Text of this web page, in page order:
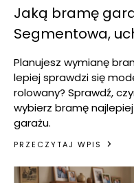
Jaką bramę
Segmentowa,
Planujesz wymianę
lepiej sprawdzi się
rolowany? Sprawdź,
wybierz bramę
garażu.
PRZECZYTAJ WPIS